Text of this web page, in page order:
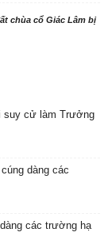
chùa cổ Giác Lâm bị
suy cử làm Trưởng
dàng các
các trường hạ